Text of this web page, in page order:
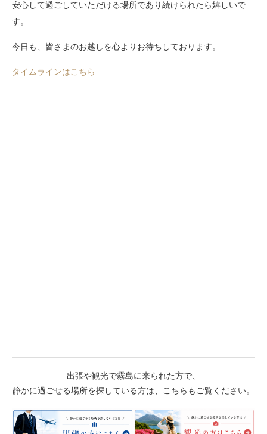
安心して過ごしていただける場所であり続けられたら嬉しいで
す。
今日も、皆さまのお越しを心よりお待ちしております。
タイムラインはこちら
出張や観光で霧島に来られた方で、
静かに過ごせる場所を探している方は、こちらもご覧ください。